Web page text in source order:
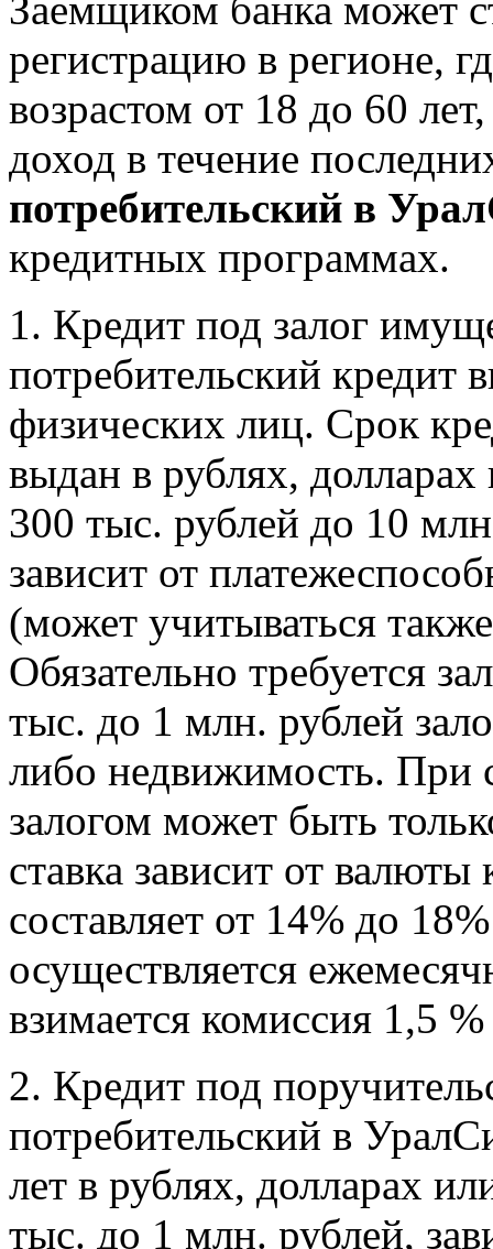
регистрацию в регионе,
возрастом от 18 до 60
доход в течение
потребительский в
кредитных программах.
1. Кредит под залог
потребительский кредит
физических лиц. Срок
выдан в рублях,
300 тыс. рублей до 10
зависит от
(может учитываться
Обязательно требуется
тыс. до 1 млн. рублей
либо недвижимость.
залогом может быть
ставка зависит от валюты
составляет от 14% до
осуществляется
взимается комиссия 1,5
2. Кредит под
потребительский в
лет в рублях, долларах
тыс. до 1 млн. рублей,